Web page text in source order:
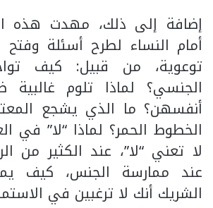
إضافة إلى ذلك، مهدت هذه
أمام النساء لطرح أسئلة
توعوية، من قبيل: كيف
الجنسي؟ لماذا تلوم غالبية
أنفسهن؟ ما الذي يشجع
الخطوط الحمر؟ لماذا “لا” في
لا تعني “لا”، عند الكثير من
عند ممارسة الجنس، كيف
الشريك أنك لا ترغبين في